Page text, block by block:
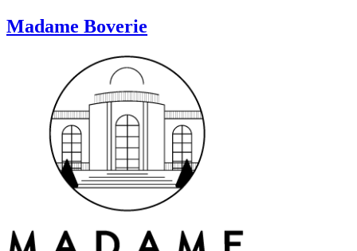
Madame Boverie